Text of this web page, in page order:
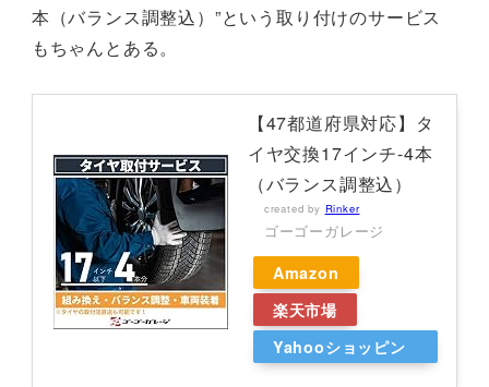
本（バランス調整込）”という取り付けのサービス
もちゃんとある。
【47都道府県対応】タ
イヤ交換17インチ-4本
（バランス調整込）
created by Rinker
ゴーゴーガレージ
Amazon
楽天市場
Yahooショッピン